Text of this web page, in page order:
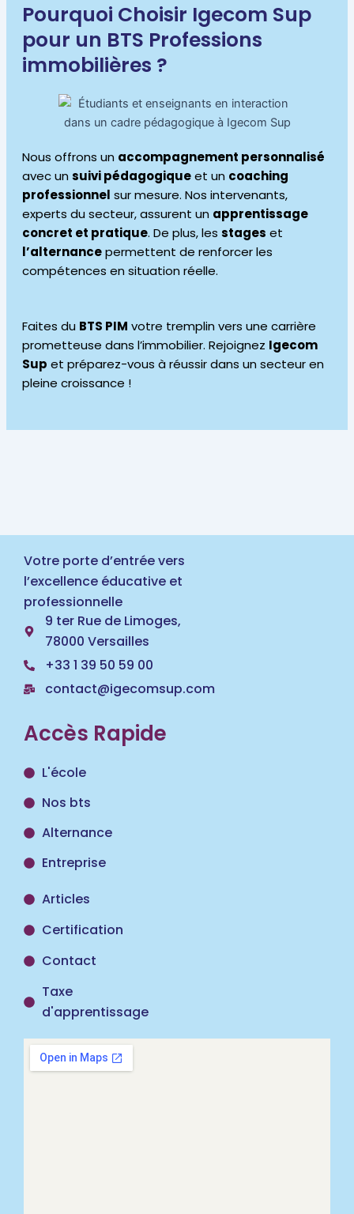
Pourquoi Choisir Igecom Sup
pour un BTS Professions
immobilières ?
Nous offrons un accompagnement personnalisé
avec unsuivi pédagogiqueet un coaching
professionnel sur mesure. Nos intervenants,
experts du secteur, assurent un apprentissage
concret et pratique. De plus, les stages et
l’alternancepermettent de renforcer les
compétences en situation réelle.
Faites du BTS PIM votre tremplin vers une carrière
prometteuse dans l’immobilier. Rejoignez Igecom
Sup et préparez-vous à réussir dans un secteur en
pleine croissance !
Votre porte d’entrée vers
l’excellence éducative et
professionnelle
9 ter Rue de Limoges,
78000 Versailles
+33 1 39 50 59 00
contact@igecomsup.com
Accès Rapide
L'école
Nos bts
Alternance
Entreprise
Articles
Certification
Contact
Taxe
d'apprentissage